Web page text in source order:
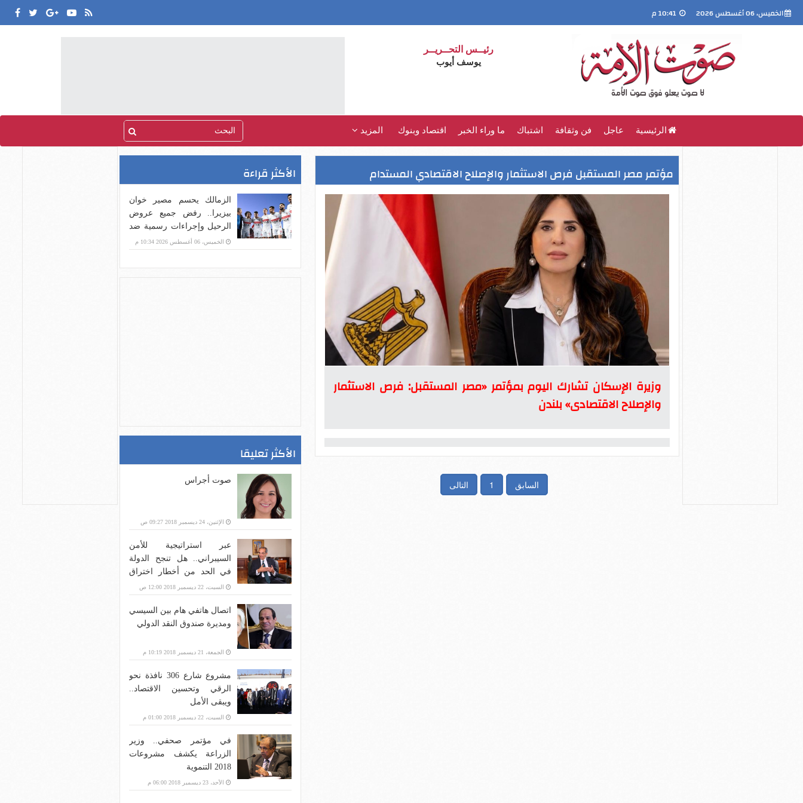
الخميس، 06 أغسطس 2026
رئيــس التحــريــر
يوسف أيوب
الرئيسية عاجل فن وثقافة اشتباك ما وراء الخبر اقتصاد وبنوك المزيد
مؤتمر مصر المستقبل فرص الاستثمار والإصلاح الاقتصادي المستدام
وزيرة الإسكان تشارك اليوم بمؤتمر «مصر المستقبل: فرص الاستثمار
والإصلاح الاقتصادى» بلندن
السابق 1 التالى
الأكثر قراءة
الزمالك يحسم مصير خوان
بيزيرا.. رفض جميع عروض
الرحيل وإجراءات رسمية ضد
اللاعب
الخميس، 06 أغسطس 2026 10:34 م
الأكثر تعليقا
صوت أجراس
الإثنين، 24 ديسمبر 2018 09:27 ص
عبر استراتيجية للأمن
السيبراني.. هل تنجح الدولة
في الحد من أخطار اختراق
بنية الاتصالات؟
السبت، 22 ديسمبر 2018 12:00 ص
اتصال هاتفي هام بين السيسي
ومديرة صندوق النقد الدولي
الجمعة، 21 ديسمبر 2018 10:19 م
مشروع شارع 306 نافذة نحو
الرقي وتحسين الاقتصاد..
ويبقى الأمل
السبت، 22 ديسمبر 2018 01:00 م
في مؤتمر صحفي.. وزير
الزراعة يكشف مشروعات
2018 التنموية
الأحد، 23 ديسمبر 2018 06:00 م